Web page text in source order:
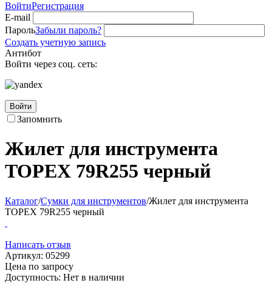
ВойтиРегистрация
E-mail
ПарольЗабыли пароль?
Создать учетную запись
Антибот
Войти через соц. сеть:
Войти
Запомнить
Жилет для инструмента
TOPEX 79R255 черный
Каталог/Сумки для инструментов/Жилет для инструмента
TOPEX 79R255 черный
Написать отзыв
Артикул: 05299
Цена по запросу
Доступность: Нет в наличии